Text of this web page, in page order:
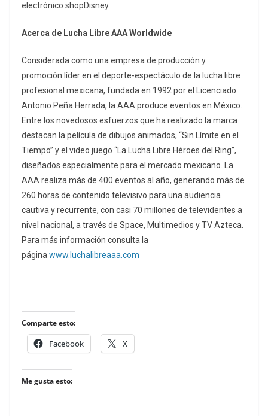
electrónico shopDisney.
Acerca de Lucha Libre AAA Worldwide
Considerada como una empresa de producción y
promoción líder en el deporte-espectáculo de la lucha libre
profesional mexicana, fundada en 1992 por el Licenciado
Antonio Peña Herrada, la AAA produce eventos en México.
Entre los novedosos esfuerzos que ha realizado la marca
destacan la película de dibujos animados, “Sin Límite en el
Tiempo” y el video juego “La Lucha Libre Héroes del Ring”,
diseñados especialmente para el mercado mexicano. La
AAA realiza más de 400 eventos al año, generando más de
260 horas de contenido televisivo para una audiencia
cautiva y recurrente, con casi 70 millones de televidentes a
nivel nacional, a través de Space, Multimedios y TV Azteca.
Para más información consulta la
página www.luchalibreaaa.com
Comparte esto:
Facebook X
Me gusta esto: